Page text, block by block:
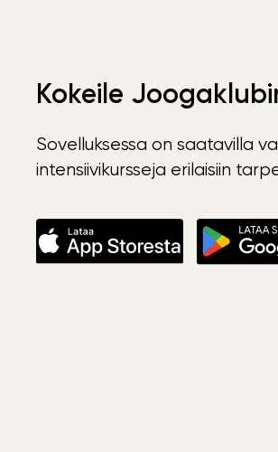
Kokeile
Sovelluksessa on saatavilla
intensiivikursseja erilaisiin